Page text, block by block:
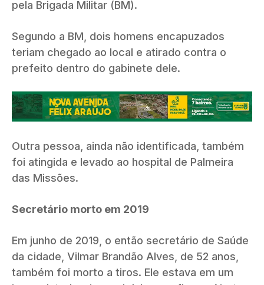
pela Brigada Militar (BM).
Segundo a BM, dois homens encapuzados
teriam chegado ao local e atirado contra o
prefeito dentro do gabinete dele.
Outra pessoa, ainda não identificada, também
foi atingida e levado ao hospital de Palmeira
das Missões.
Secretário morto em 2019
Em junho de 2019, o então secretário de Saúde
da cidade, Vilmar Brandão Alves, de 52 anos,
também foi morto a tiros. Ele estava em um